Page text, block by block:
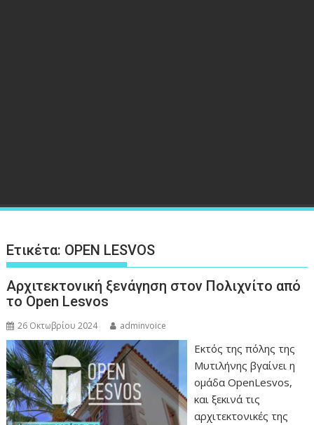
Ετικέτα: OPEN LESVOS
Αρχιτεκτονική ξενάγηση στον Πολιχνίτο από
το Open Lesvos
26 Οκτωβρίου 2024 adminvoice
Εκτός της πόλης της
Μυτιλήνης βγαίνει η
ομάδα OpenLesvos,
και ξεκινά τις
αρχιτεκτονικές της